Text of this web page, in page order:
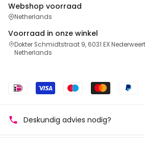
Webshop voorraad
Netherlands
Voorraad in onze winkel
Dokter Schmidtstraat 9, 6031 EX
Netherlands
Deskundig advies nodig?